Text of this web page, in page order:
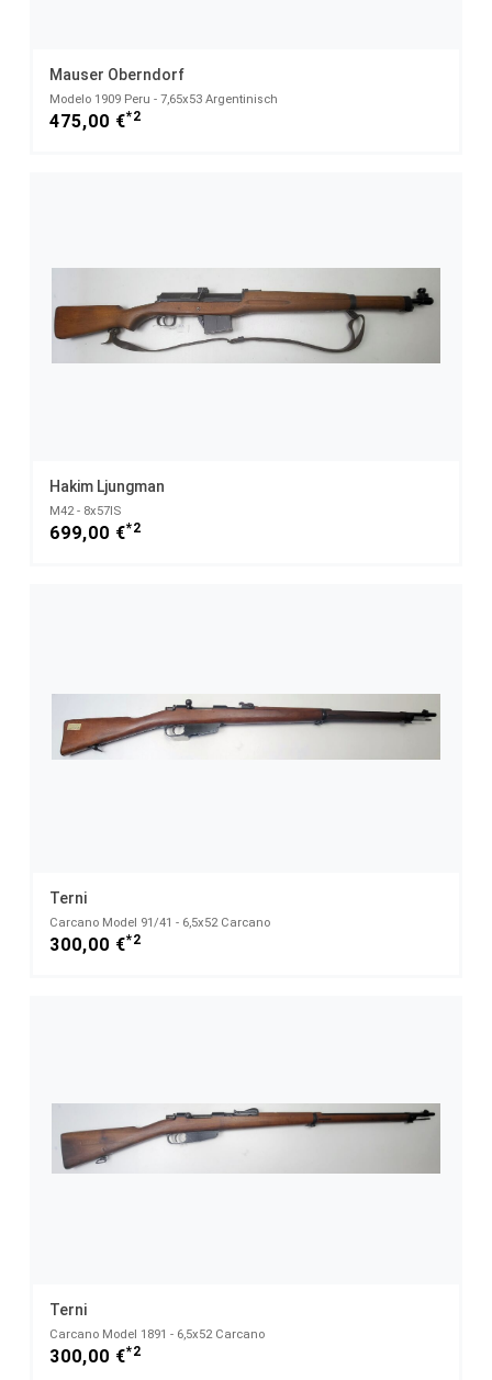
Mauser Oberndorf
Modelo 1909 Peru - 7,65x53 Argentinisch
475,00 €*2
Hakim Ljungman
M42 - 8x57IS
699,00 €*2
Terni
Carcano Model 91/41 - 6,5x52 Carcano
300,00 €*2
Terni
Carcano Model 1891 - 6,5x52 Carcano
300,00 €*2